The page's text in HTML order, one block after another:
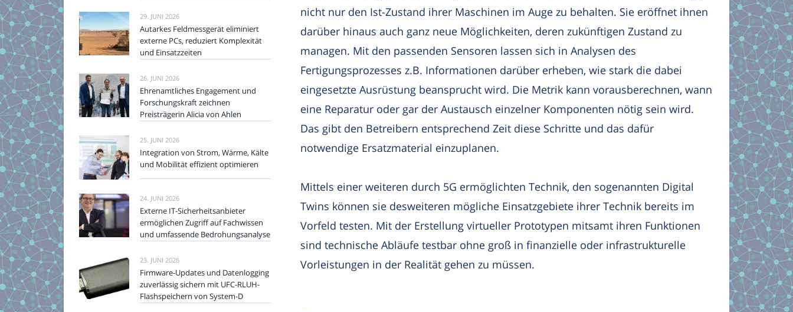
nicht nur den Ist-Zustand ihrer Maschinen im Auge zu behalten. Sie eröffnet ihnen
darüber hinaus auch ganz neue Möglichkeiten, deren zukünftigen Zustand zu
managen. Mit den passenden Sensoren lassen sich in Analysen des
Fertigungsprozesses z.B. Informationen darüber erheben, wie stark die dabei
eingesetzte Ausrüstung beansprucht wird. Die Metrik kann vorausberechnen, wann
eine Reparatur oder gar der Austausch einzelner Komponenten nötig sein wird.
Das gibt den Betreibern entsprechend Zeit diese Schritte und das dafür
notwendige Ersatzmaterial einzuplanen.
Mittels einer weiteren durch 5G ermöglichten Technik, den sogenannten Digital
Twins können sie desweiteren mögliche Einsatzgebiete ihrer Technik bereits im
Vorfeld testen. Mit der Erstellung virtueller Prototypen mitsamt ihren Funktionen
sind technische Abläufe testbar ohne groß in finanzielle oder infrastrukturelle
Vorleistungen in der Realität gehen zu müssen.
29. JUNI 2026
Autarkes Feldmessgerät eliminiert
externe PCs, reduziert Komplexität
und Einsatzzeiten
26. JUNI 2026
Ehrenamtliches Engagement und
Forschungskraft zeichnen
Preisträgerin Alicia von Ahlen
25. JUNI 2026
Integration von Strom, Wärme, Kälte
und Mobilität effizient optimieren
24. JUNI 2026
Externe IT-Sicherheitsanbieter
ermöglichen Zugriff auf Fachwissen
und umfassende Bedrohungsanalyse
23. JUNI 2026
Firmware-Updates und Datenlogging
zuverlässig sichern mit UFC-RLUH-
Flashspeichern von System-D